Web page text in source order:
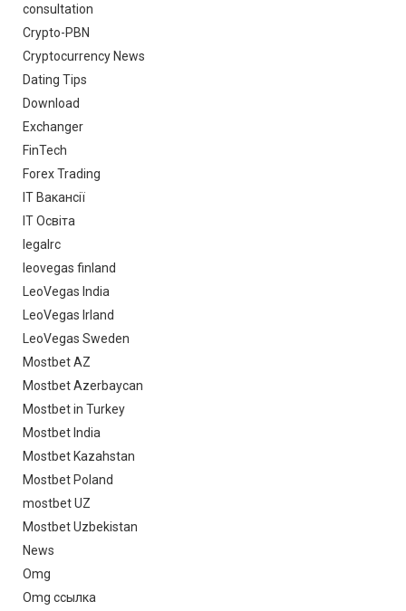
consultation
Crypto-PBN
Cryptocurrency News
Dating Tips
Download
Exchanger
FinTech
Forex Trading
IT Вакансії
IT Освіта
legalrc
leovegas finland
LeoVegas India
LeoVegas Irland
LeoVegas Sweden
Mostbet AZ
Mostbet Azerbaycan
Mostbet in Turkey
Mostbet India
Mostbet Kazahstan
Mostbet Poland
mostbet UZ
Mostbet Uzbekistan
News
Omg
Omg ссылка